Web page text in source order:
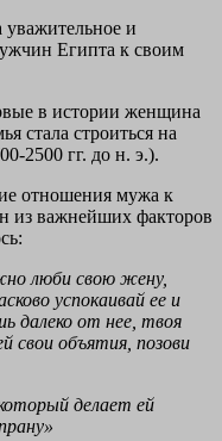
и
Египта к своим
в истории женщина
стала строиться на
2500 гг. до н. э.).
отношения мужа к
из важнейших факторов
люби свою жену,
успокаивай ее и
далеко от нее, твоя
свои объятия, позови
делает ей